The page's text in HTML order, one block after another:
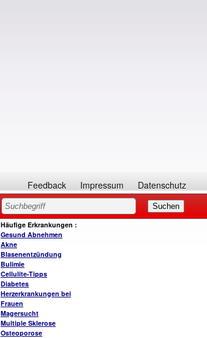
Feedback Impressum Datenschutz
Häufige Erkrankungen :
Gesund Abnehmen
Akne
Blasenentzündung
Bulimie
Cellulite-Tipps
Diabetes
Herzerkrankungen bei
Frauen
Magersucht
Multiple Sklerose
Osteoporose